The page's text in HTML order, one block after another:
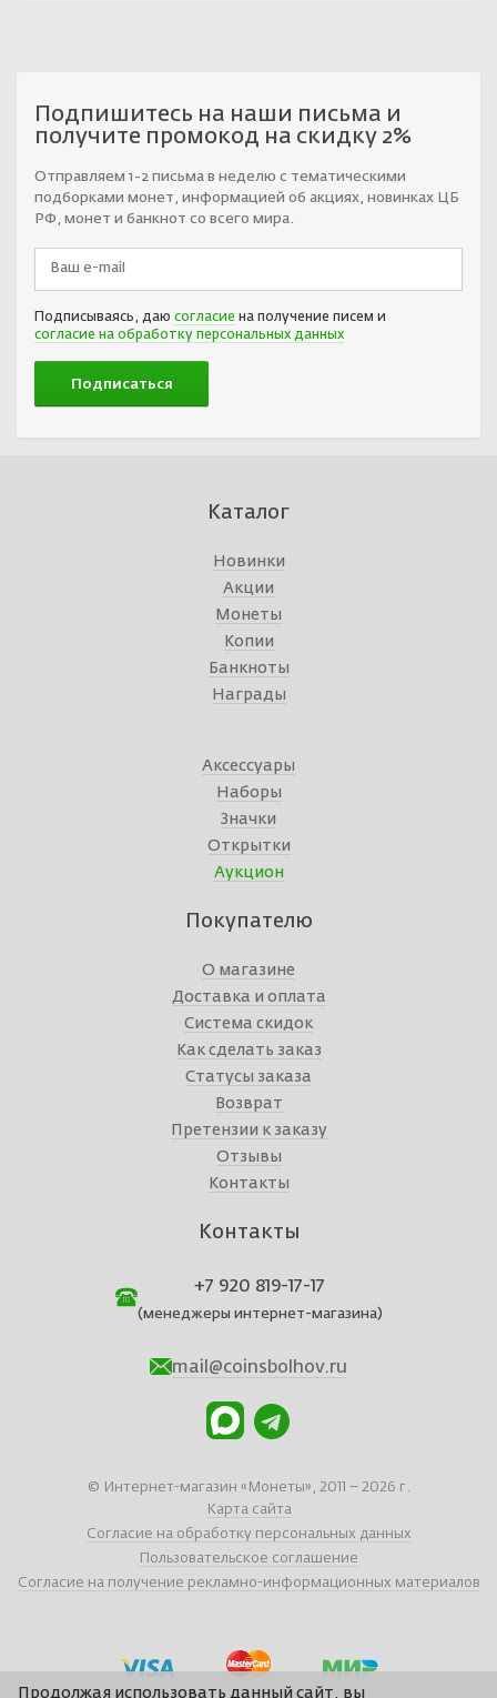
Подпишитесь на наши письма и
получите промокод на скидку 2%
Отправляем 1-2 письма в неделю с тематическими
подборками монет, информацией об акциях, новинках ЦБ
РФ, монет и банкнот со всего мира.
Подписываясь, даю согласие на получение писем и
согласие на обработку персональных данных
Каталог
Новинки
Акции
Монеты
Копии
Банкноты
Награды
Аксессуары
Наборы
Значки
Открытки
Аукцион
Покупателю
О магазине
Доставка и оплата
Система скидок
Как сделать заказ
Статусы заказа
Возврат
Претензии к заказу
Отзывы
Контакты
Контакты
+7 920 819-17-17
(менеджеры интернет-магазина)
mail@coinsbolhov.ru
© Интернет-магазин «Монеты», 2011 – 2026 г.
Карта сайта
Согласие на обработку персональных данных
Пользовательское соглашение
Согласие на получение рекламно-информационных материалов
Продолжая использовать данный сайт, вы